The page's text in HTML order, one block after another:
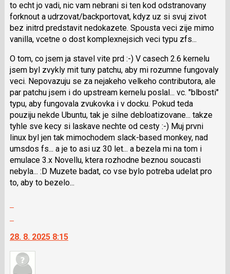
to echt jo vadi, nic vam nebrani si ten kod odstranovany
forknout a udrzovat/backpor­tovat, kdyz uz si svuj zivot
bez initrd predstavit nedokazete. Spousta veci zije mimo
vanilla, vcetne o dost komplexnejsich veci typu zfs...
O tom, co jsem ja stavel vite prd :-) V casech 2.6 kernelu
jsem byl zvykly mit tuny patchu, aby mi rozumne fungovaly
veci. Nepovazuju se za nejakeho velkeho contributora, ale
par patchu jsem i do upstream kernelu poslal... vc. "blbosti"
typu, aby fungovala zvukovka i v docku. Pokud teda
pouziju nekde Ubuntu, tak je silne debloatizovane... takze
tyhle sve kecy si laskave nechte od cesty :-) Muj prvni
linux byl jen tak mimochodem slack-based monkey, nad
umsdos fs... a je to asi uz 30 let... a bezela mi na tom i
emulace 3.x Novellu, ktera rozhodne beznou soucasti
nebyla... :D Muzete badat, co vse bylo potreba udelat pro
to, aby to bezelo...
další
nový
názor.
28. 8. 2025 8:15